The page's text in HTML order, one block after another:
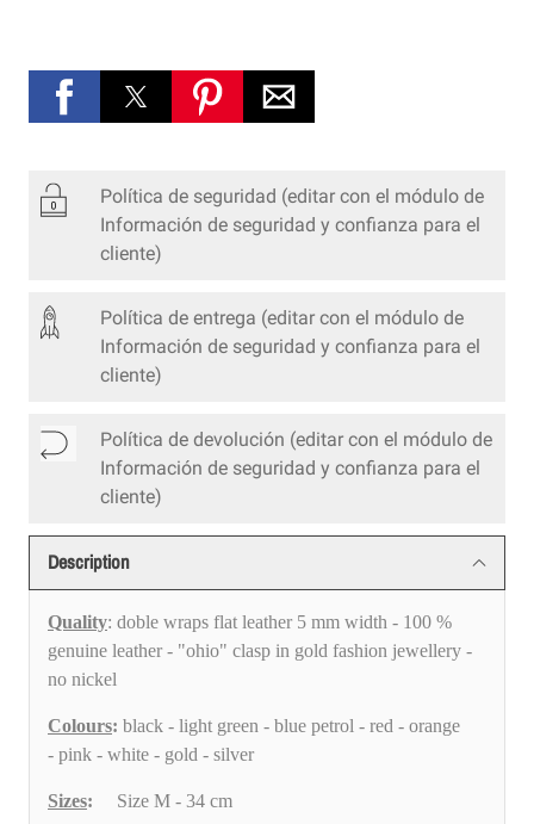
Política de seguridad (editar con el módulo de
Información de seguridad y confianza para el
cliente)
Política de entrega (editar con el módulo de
Información de seguridad y confianza para el
cliente)
Política de devolución (editar con el módulo de
Información de seguridad y confianza para el
cliente)
Description
Quality: doble wraps flat leather 5 mm width - 100 %
genuine leather - "ohio" clasp in gold fashion jewellery -
no nickel
Colours: black - light green - blue petrol - red - orange
- pink - white - gold - silver
Sizes: Size M - 34 cm